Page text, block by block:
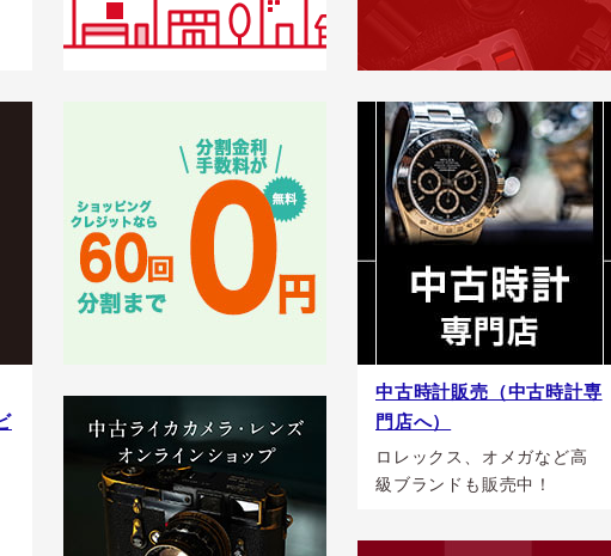
中古時計販売（中古時計専
門店へ）
ロレックス、オメガなど高
級ブランドも販売中！